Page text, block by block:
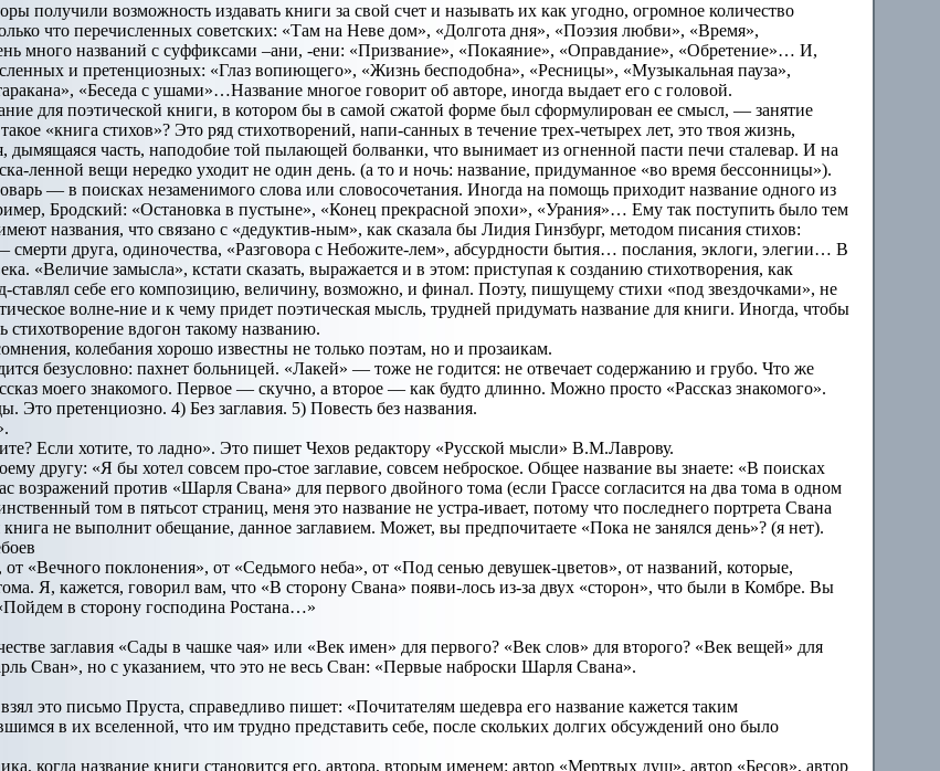
получили возможность издавать книги за свой счет и называть их как угодно, огромное количество
что перечисленных советских: «Там на Неве дом», «Долгота дня», «Поэзия любви», «Время»,
много названий с суффиксами –ани, -ени: «Призвание», «Покаяние», «Оправдание», «Обретение»… И,
и претенциозных: «Глаз вопиющего», «Жизнь бесподобна», «Ресницы», «Музыкальная пауза»,
«Беседа с ушами»…Название многое говорит об авторе, иногда выдает его с головой.
для поэтической книги, в котором бы в самой сжатой форме был сформулирован ее смысл, — занятие
«книга стихов»? Это ряд стихотворений, напи-санных в течение трех-четырех лет, это твоя жизнь,
дымящаяся часть, наподобие той пылающей болванки, что вынимает из огненной пасти печи сталевар. И на
ленной вещи нередко уходит не один день. (а то и ночь: название, придуманное «во время бессонницы»).
— в поисках незаменимого слова или словосочетания. Иногда на помощь приходит название одного из
Бродский: «Остановка в пустыне», «Конец прекрасной эпохи», «Урания»… Ему так поступить было тем
названия, что связано с «дедуктив-ным», как сказала бы Лидия Гинзбург, методом писания стихов:
смерти друга, одиночества, «Разговора с Небожите-лем», абсурдности бытия… послания, эклоги, элегии… В
«Величие замысла», кстати сказать, выражается и в этом: приступая к созданию стихотворения, как
ставлял себе его композицию, величину, возможно, и финал. Поэту, пишущему стихи «под звездочками», не
волне-ние и к чему придет поэтическая мысль, трудней придумать название для книги. Иногда, чтобы
стихотворение вдогон такому названию.
колебания хорошо известны не только поэтам, но и прозаикам.
безусловно: пахнет больницей. «Лакей» — тоже не годится: не отвечает содержанию и грубо. Что же
моего знакомого. Первое — скучно, а второе — как будто длинно. Можно просто «Рассказ знакомого».
Это претенциозно. 4) Без заглавия. 5) Повесть без названия.
Если хотите, то ладно». Это пишет Чехов редактору «Русской мысли» В.М.Лаврову.
другу: «Я бы хотел совсем про-стое заглавие, совсем неброское. Общее название вы знаете: «В поисках
возражений против «Шарля Свана» для первого двойного тома (если Грассе согласится на два тома в одном
том в пятьсот страниц, меня это название не устра-ивает, потому что последнего портрета Свана
не выполнит обещание, данное заглавием. Может, вы предпочитаете «Пока не занялся день»? (я нет).
от «Вечного поклонения», от «Седьмого неба», от «Под сенью девушек-цветов», от названий, которые,
Я, кажется, говорил вам, что «В сторону Свана» появи-лось из-за двух «сторон», что были в Комбре. Вы
в сторону господина Ростана…»
заглавия «Сады в чашке чая» или «Век имен» для первого? «Век слов» для второго? «Век вещей» для
Сван», но с указанием, что это не весь Сван: «Первые наброски Шарля Свана».
это письмо Пруста, справедливо пишет: «Почитателям шедевра его название кажется таким
в их вселенной, что им трудно представить себе, после скольких долгих обсуждений оно было
когда название книги становится его, автора, вторым именем: автор «Мертвых душ», автор «Бесов», автор